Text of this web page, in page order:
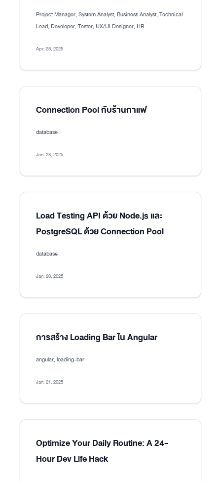
Project Manager, System Analyst, Business Analyst, Technical
Lead, Developer, Tester, UX/UI Designer, HR
Apr. 23, 2025
Connection Pool กับร้านกาแฟ
database
Jan. 23, 2025
Load Testing API ด้วย Node.js และ
PostgreSQL ด้วย Connection Pool
database
Jan. 23, 2025
การสร้าง Loading Bar ใน Angular
angular, loading-bar
Jan. 21, 2025
Optimize Your Daily Routine: A 24-
Hour Dev Life Hack